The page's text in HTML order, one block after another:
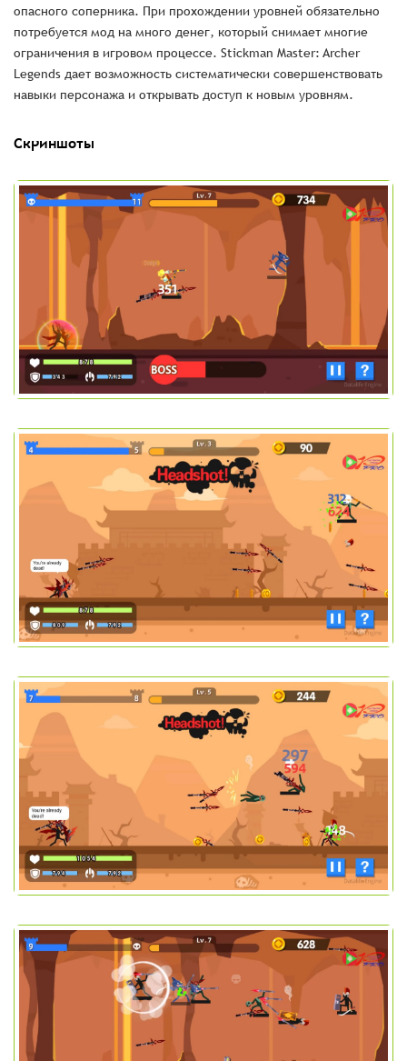
опасного соперника. При прохождении уровней обязательно
потребуется мод на много денег, который снимает многие
ограничения в игровом процессе. Stickman Master: Archer
Legends дает возможность систематически совершенствовать
навыки персонажа и открывать доступ к новым уровням.
Скриншоты